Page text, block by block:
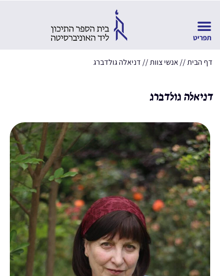
דף הבית//אנשי צוות// דניאלה גולדברג
דניאלה גולדברג